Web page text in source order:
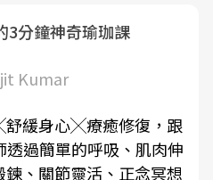
3分鐘神奇瑜珈課
Kumar
緩身心╳療癒修復，跟
透過簡單的呼吸、肌肉伸
鍊、關節靈活、正念冥想